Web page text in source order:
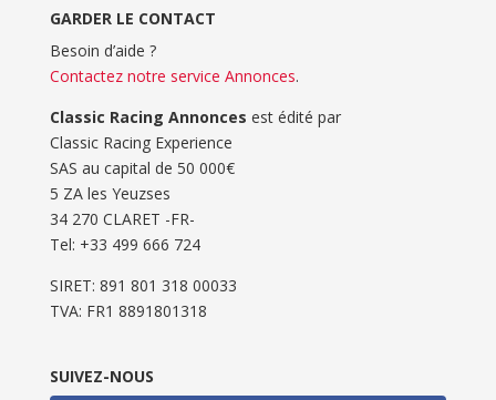
GARDER LE CONTACT
Besoin d’aide ?
Contactez notre service Annonces.
Classic Racing Annonces est édité par
Classic Racing Experience
SAS au capital de 50 000€
5 ZA les Yeuzses
34 270 CLARET -FR-
Tel: ‭+33 499 666 724‬
SIRET: 891 801 318 00033
TVA: FR1 8891801318
SUIVEZ-NOUS